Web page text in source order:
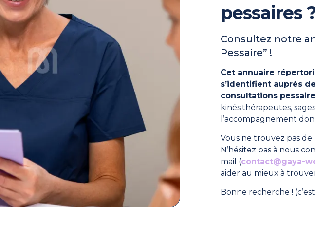
pessaires
Consultez notre
Pessaire” !
Cet annuaire
s’identifient auprès
consultations
kinésithérapeutes,
l’accompagnement
Vous ne trouvez pas
N’hésitez pas à nous
mail (contact@gaya-
aider au mieux à
Bonne recherche !